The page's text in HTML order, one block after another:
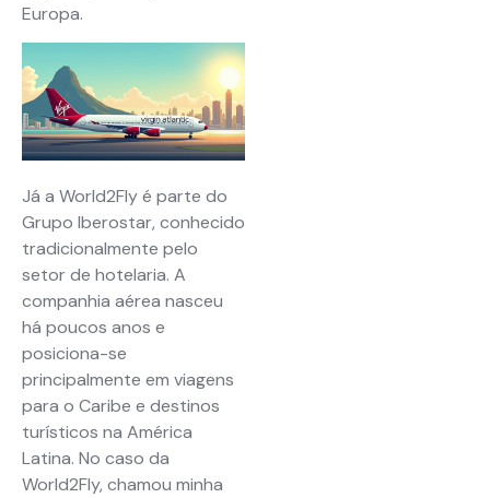
Europa.
Já a World2Fly é parte do
Grupo Iberostar, conhecido
tradicionalmente pelo
setor de hotelaria. A
companhia aérea nasceu
há poucos anos e
posiciona-se
principalmente em viagens
para o Caribe e destinos
turísticos na América
Latina. No caso da
World2Fly, chamou minha